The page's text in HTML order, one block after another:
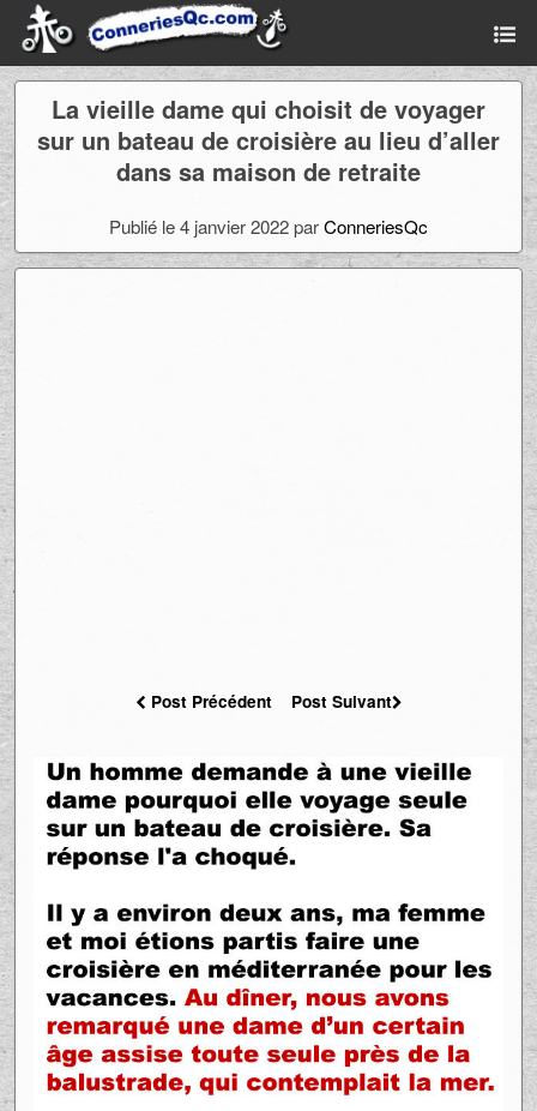
La vieille dame qui choisit de voyager
sur un bateau de croisière au lieu d’aller
dans sa maison de retraite
Publié le 4 janvier 2022 parConneriesQc
Post Précédent Post Suivant